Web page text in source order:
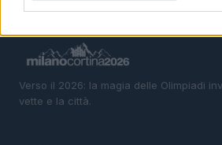
Verso il 2026: la magia delle Olimpiadi
vette e la città.